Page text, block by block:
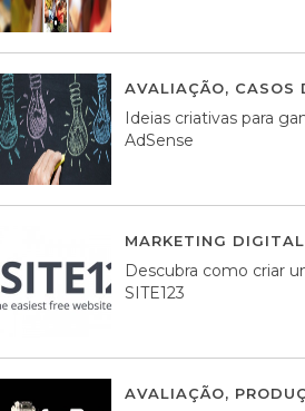
AVALIAÇÃO, CASOS
Ideias criativas para
AdSense
MARKETING DIGITAL
Descubra como criar
SITE123
AVALIAÇÃO,